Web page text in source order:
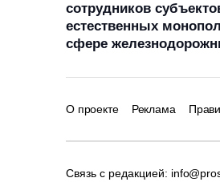
сотрудников
естественных
сфере
О проекте Реклама
Связь с редакцией: